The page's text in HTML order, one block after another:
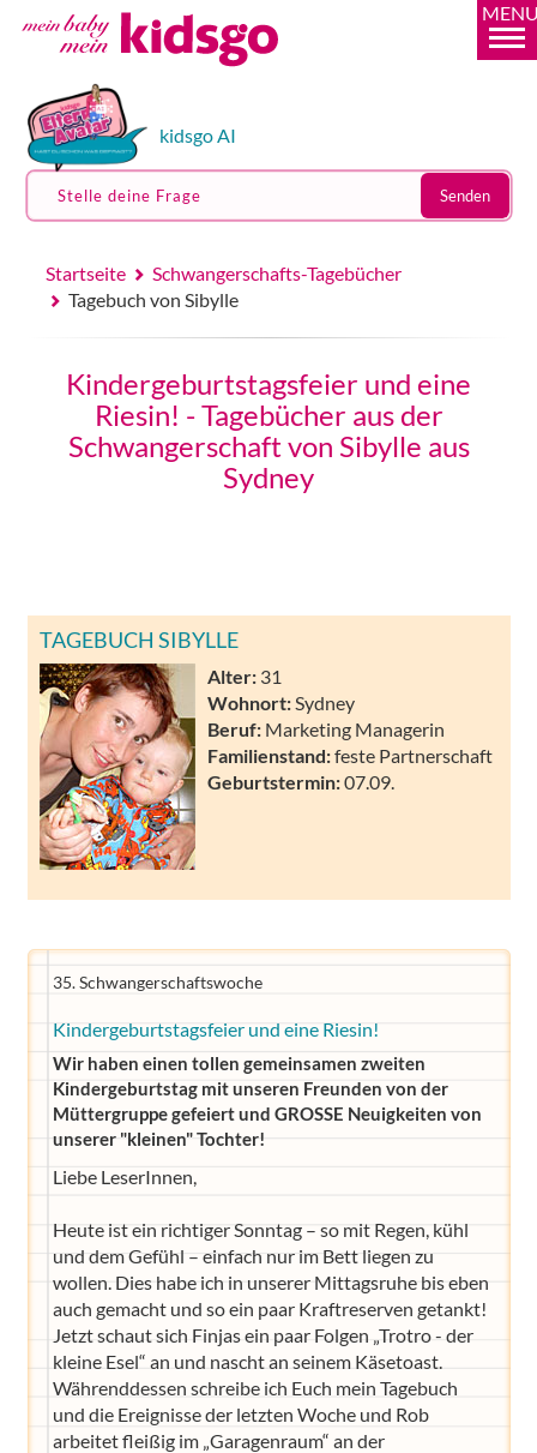
kidsgo AI
Stelle deine Frage Senden
Startseite
Schwangerschafts-Tagebücher
Tagebuch von Sibylle
Kindergeburtstagsfeier und eine
Riesin! - Tagebücher aus der
Schwangerschaft von Sibylle aus
Sydney
TAGEBUCH SIBYLLE
Alter: 31
Wohnort: Sydney
Beruf: Marketing Managerin
Familienstand:feste Partnerschaft
Geburtstermin:07.09.
35. Schwangerschaftswoche
Kindergeburtstagsfeier und eine Riesin!
Wir haben einen tollen gemeinsamen zweiten
Kindergeburtstag mit unseren Freunden von der
Müttergruppe gefeiert und GROSSE Neuigkeiten von
unserer "kleinen" Tochter!
Liebe LeserInnen,
Heute ist ein richtiger Sonntag – so mit Regen, kühl
und dem Gefühl – einfach nur im Bett liegen zu
wollen. Dies habe ich in unserer Mittagsruhe bis eben
auch gemacht und so ein paar Kraftreserven getankt!
Jetzt schaut sich Finjas ein paar Folgen „Trotro - der
kleine Esel“ an und nascht an seinem Käsetoast.
Währenddessen schreibe ich Euch mein Tagebuch
und die Ereignisse der letzten Woche und Rob
arbeitet fleißig im „Garagenraum“ an der